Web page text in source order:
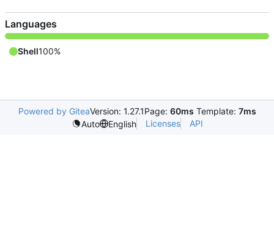
Languages
Shell100%
Powered by GiteaVersion: 1.27.1Page: 60ms Template: 7ms
Auto
English Licenses API